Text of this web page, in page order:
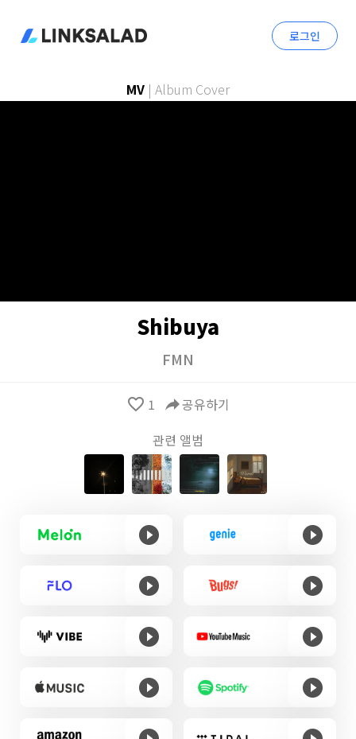
로그인
MV | Album Cover
Shibuya
FMN
favorite_border 1 reply공유하기
관련 앨범